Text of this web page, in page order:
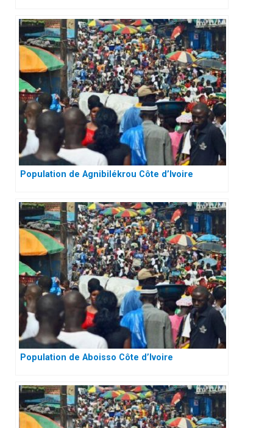
Population de Agnibilékrou Côte d’Ivoire
Population de Aboisso Côte d’Ivoire